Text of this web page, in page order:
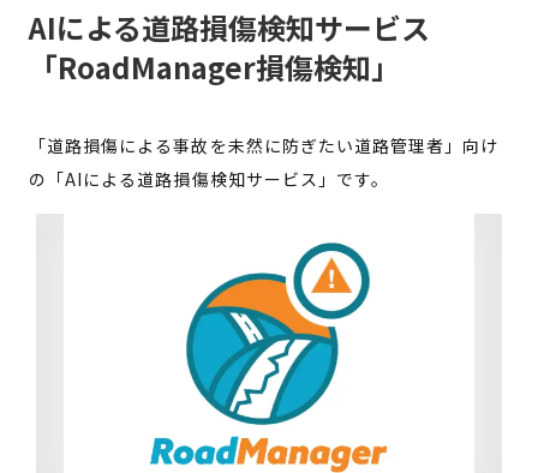
AIによる道路損傷検知サービス
「RoadManager損傷検知」
「道路損傷による事故を未然に防ぎたい道路管理者」向け
の「AIによる道路損傷検知サービス」です。